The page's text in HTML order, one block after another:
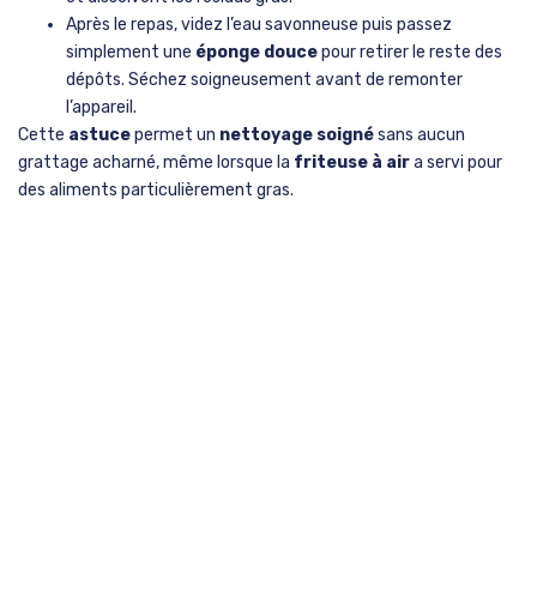
Après le repas, videz l’eau savonneuse puis passez
simplement une éponge doucepour retirer le reste des
dépôts. Séchez soigneusement avant de remonter
l’appareil.
Cette astucepermet un nettoyage soignésans aucun
grattage acharné, même lorsque la friteuse à aira servi pour
des aliments particulièrement gras.